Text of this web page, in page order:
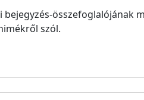
összefoglalójának
szól.